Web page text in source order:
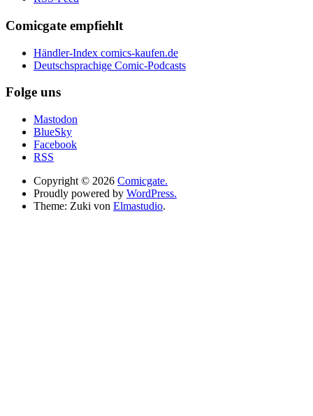
Comicgate empfiehlt
Händler-Index comics-kaufen.de
Deutschsprachige Comic-Podcasts
Folge uns
Mastodon
BlueSky
Facebook
RSS
Copyright © 2026 Comicgate.
Proudly powered by WordPress.
Theme: Zuki von Elmastudio.